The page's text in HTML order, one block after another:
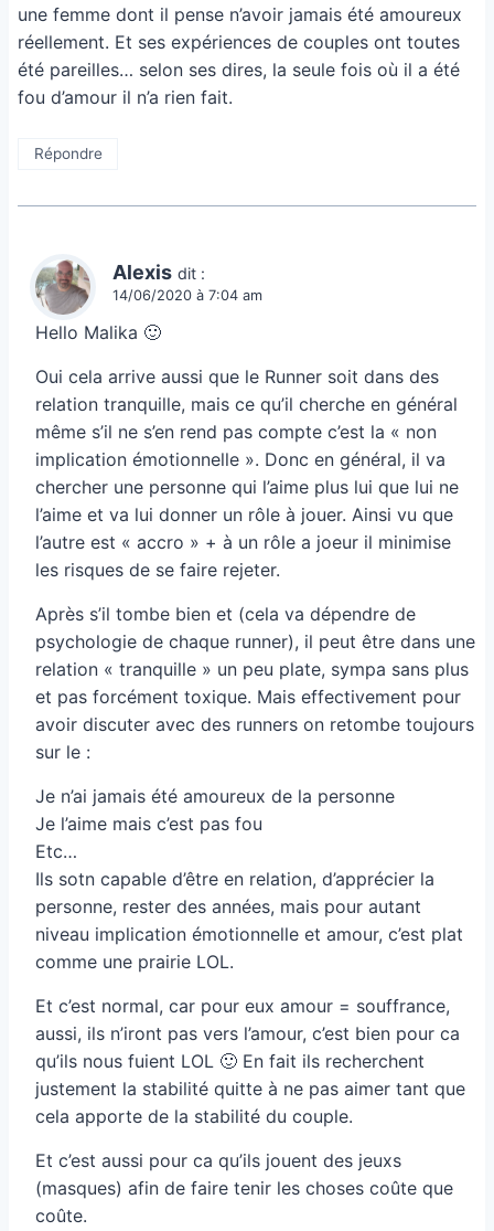
une femme dont il pense n’avoir jamais été amoureux
réellement. Et ses expériences de couples ont toutes
été pareilles… selon ses dires, la seule fois où il a été
fou d’amour il n’a rien fait.
Répondre
Alexis dit :
14/06/2020 à 7:04 am
Hello Malika 🙂
Oui cela arrive aussi que le Runner soit dans des
relation tranquille, mais ce qu’il cherche en général
même s’il ne s’en rend pas compte c’est la « non
implication émotionnelle ». Donc en général, il va
chercher une personne qui l’aime plus lui que lui ne
l’aime et va lui donner un rôle à jouer. Ainsi vu que
l’autre est « accro » + à un rôle a joeur il minimise
les risques de se faire rejeter.
Après s’il tombe bien et (cela va dépendre de
psychologie de chaque runner), il peut être dans une
relation « tranquille » un peu plate, sympa sans plus
et pas forcément toxique. Mais effectivement pour
avoir discuter avec des runners on retombe toujours
sur le :
Je n’ai jamais été amoureux de la personne
Je l’aime mais c’est pas fou
Etc…
Ils sotn capable d’être en relation, d’apprécier la
personne, rester des années, mais pour autant
niveau implication émotionnelle et amour, c’est plat
comme une prairie LOL.
Et c’est normal, car pour eux amour = souffrance,
aussi, ils n’iront pas vers l’amour, c’est bien pour ca
qu’ils nous fuient LOL 🙂 En fait ils recherchent
justement la stabilité quitte à ne pas aimer tant que
cela apporte de la stabilité du couple.
Et c’est aussi pour ca qu’ils jouent des jeuxs
(masques) afin de faire tenir les choses coûte que
coûte.